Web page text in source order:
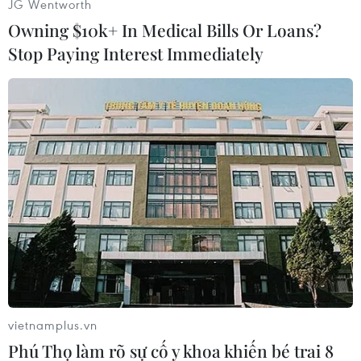
#Pakistan #Nhà thờ #Hồi giáo #Nổ bom
Áo
Pakistan
Theo dõi VietnamPlus
JG Wentworth
Owning $10k+ In Medical Bills Or Loans?
Stop Paying Interest Immediately
vietnamplus.vn
Phú Thọ làm rõ sự cố y khoa khiến bé trai 8